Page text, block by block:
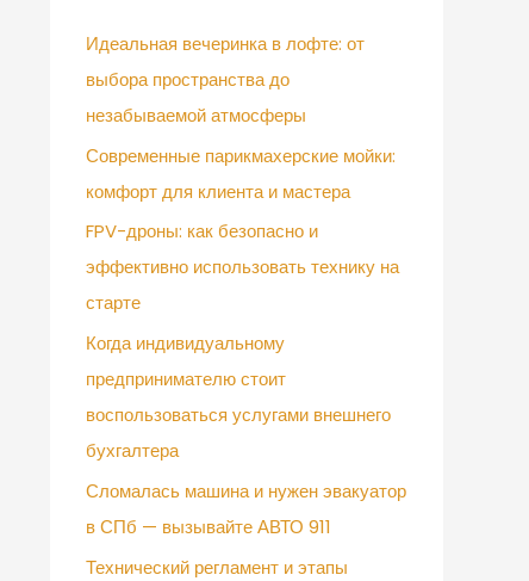
Идеальная вечеринка в лофте: от
выбора пространства до
незабываемой атмосферы
Современные парикмахерские мойки:
комфорт для клиента и мастера
FPV-дроны: как безопасно и
эффективно использовать технику на
старте
Когда индивидуальному
предпринимателю стоит
воспользоваться услугами внешнего
бухгалтера
Сломалась машина и нужен эвакуатор
в СПб — вызывайте АВТО 911
Технический регламент и этапы